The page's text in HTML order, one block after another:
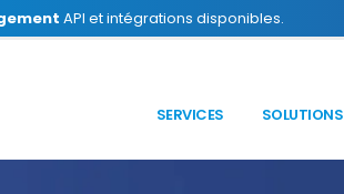
API et intégrations disponibles.
SERVICES SOLUTIONS